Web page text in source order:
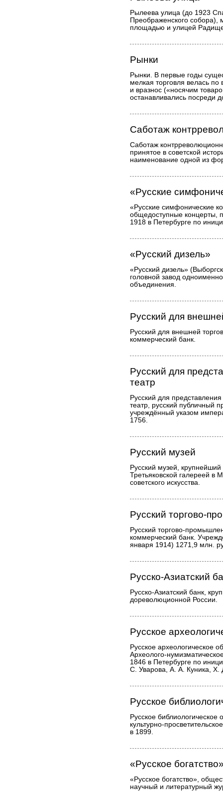
Рылеева улица (до 1923
Преображенского собора),
площадью и улицей
Рынки
Рынки. В первые годы
мелкая торговля велась
и вразнос («носячим
останавливались посреди
Саботаж
Саботаж
принятое в советской
наименование одной из
«Русские
«Русские симфонические
общедоступные концерты,
1918 в Петербурге по
«Русский дизель»
«Русский дизель»
головной завод
объединения.
Русский для
Русский для внешней
коммерческий банк.
Русский для
театр
Русский для
театр, русский публичный
учреждённый указом
1756.
Русский музей
Русский музей,
Третьяковской галереей в
советского искусства.
Русский торгово-
Русский торгово-
коммерческий банк.
января 1914) 1271,9 млн.
Русско-Азиатский
Русско-Азиатский банк,
дореволюционной России.
Русское
Русское археологическое
Археолого-
1846 в Петербурге по
С. Уварова, А. А. Куника,
Русское
Русское
культурно-
в 1899.
«Русское
«Русское богатство»,
научный и литературный